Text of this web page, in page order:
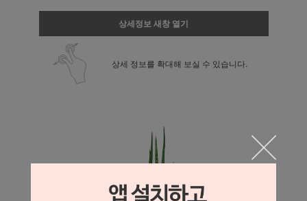
상세정보 새창 열기
상세 정보를 확대해 보실 수 있습니다.